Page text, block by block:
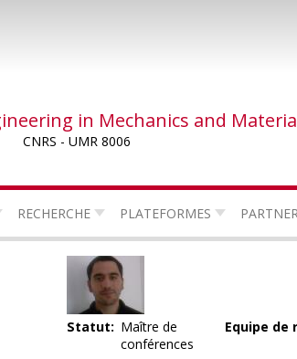
in Mechanics and
CNRS - UMR 8006
RECHERCHE PLATEFORMES
Statut
Maître de
conférences
Equipe de